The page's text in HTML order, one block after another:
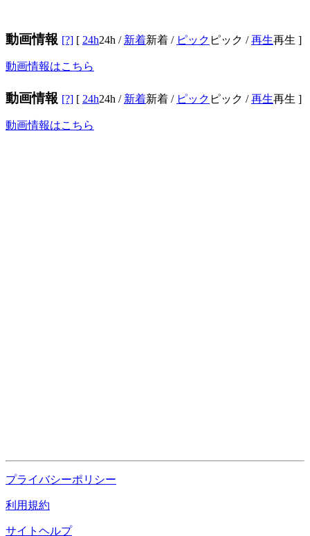
動画情報 [?] [ 24h24h / 新着新着 / ピック ピック /再生再生 ]
動画情報はこちら
動画情報 [?] [ 24h24h / 新着新着 / ピック ピック /再生再生 ]
動画情報はこちら
プライバシーポリシー
利用規約
サイトヘルプ